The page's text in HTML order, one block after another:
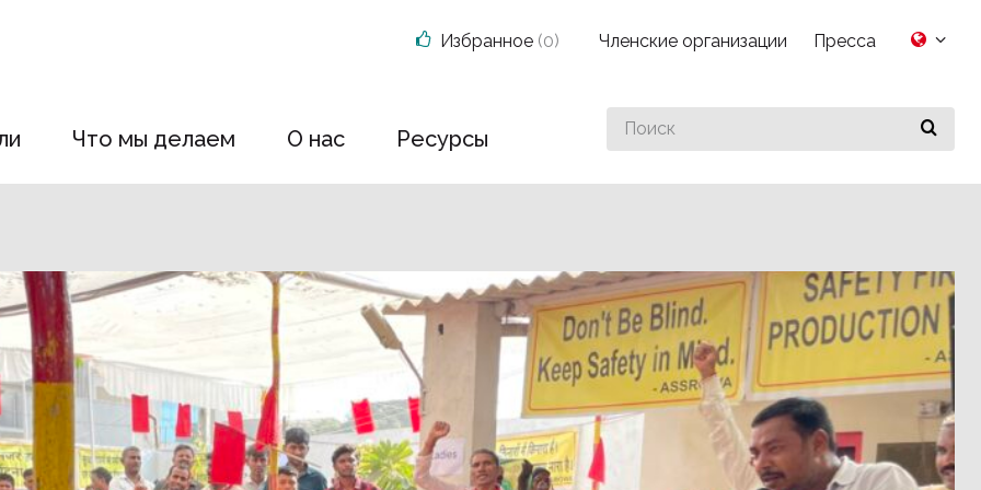
Что мы делаем О нас Ресурсы
Search
for
Избранное (0) Членские организации Пресса